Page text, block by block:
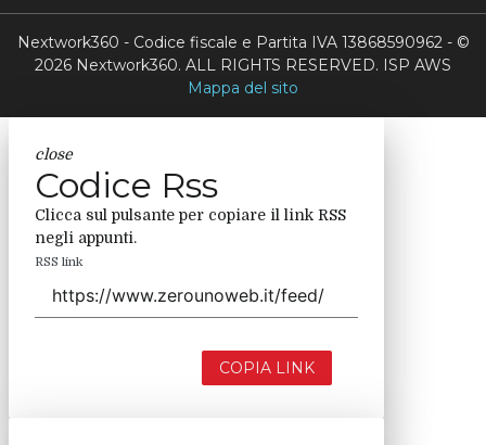
Nextwork360 - Codice fiscale e Partita IVA 13868590962 - ©
2026 Nextwork360. ALL RIGHTS RESERVED. ISP AWS
Mappa del sito
close
Codice Rss
Clicca sul pulsante per copiare il link RSS
negli appunti.
RSS link
COPIA LINK